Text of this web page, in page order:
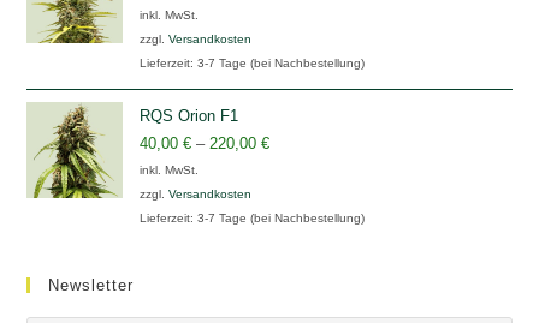
inkl. MwSt.
zzgl.Versandkosten
Lieferzeit:3-7 Tage (bei Nachbestellung)
RQS Orion F1
40,00€ –220,00€
inkl. MwSt.
zzgl.Versandkosten
Lieferzeit:3-7 Tage (bei Nachbestellung)
Newsletter